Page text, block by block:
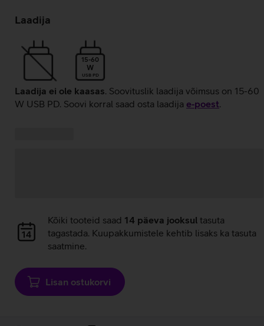
laadimine
Laadija
15-60
W
USB PD
Laadija ei ole kaasas. Soovituslik laadija võimsus on 15-60
W USB PD. Soovi korral saad osta laadija e‑poest.
Andmete
laadimine
Kõiki tooteid saad 14 päeva jooksul tasuta
tagastada. Kuupakkumistele kehtib lisaks ka tasuta
saatmine.
Lisan ostukorvi